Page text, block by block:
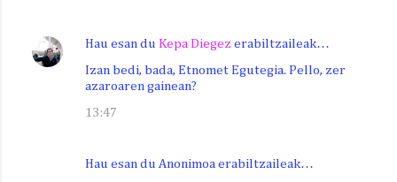
Hau esan du Kepa Diegez erabiltzaileak…
Izan bedi, bada, Etnomet Egutegia. Pello, zer
azaroaren gainean?
13:47
Hau esan du Anonimoa erabiltzaileak…